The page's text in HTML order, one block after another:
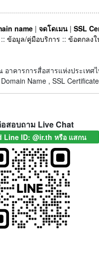
name | จดโดเมน | SSL
:: ข้อมูล/คู่มือบริการ :: ข้อตกลง
าคารการสื่อสารแห่งประเท
Name , SSL
สอบถาม Live Chat
Line ID: @ir.th หรือ แสกน